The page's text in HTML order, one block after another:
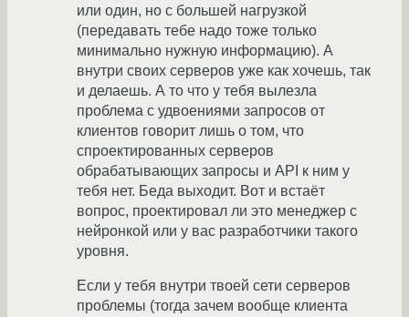
или один, но с большей нагрузкой
(передавать тебе надо тоже только
минимально нужную информацию). А
внутри своих серверов уже как хочешь, так
и делаешь. А то что у тебя вылезла
проблема с удвоениями запросов от
клиентов говорит лишь о том, что
спроектированных серверов
обрабатывающих запросы и API к ним у
тебя нет. Беда выходит. Вот и встаёт
вопрос, проектировал ли это менеджер с
нейронкой или у вас разработчики такого
уровня.
Если у тебя внутри твоей сети серверов
проблемы (тогда зачем вообще клиента